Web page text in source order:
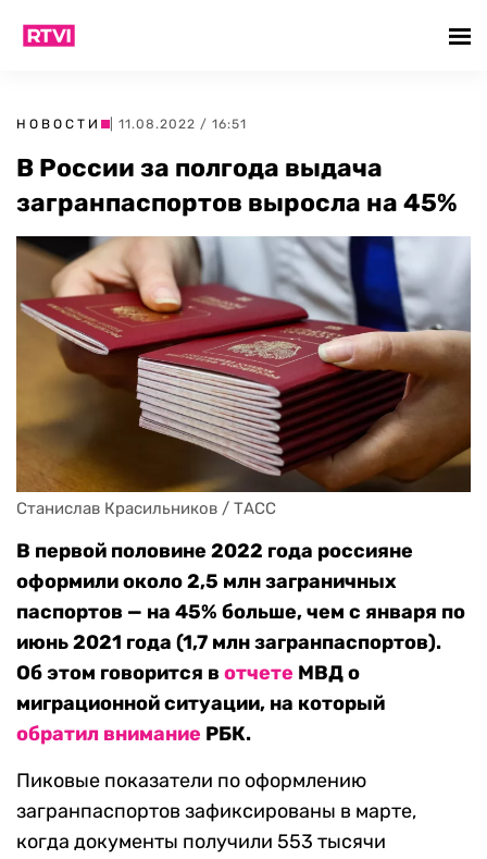
НОВОСТИ | 11.08.2022 / 16:51
В России за полгода выдача
загранпаспортов выросла на 45%
Станислав Красильников / ТАСС
В первой половине 2022 года россияне
оформили около 2,5 млн заграничных
паспортов — на 45% больше, чем с января по
июнь 2021 года (1,7 млн загранпаспортов).
Об этом говорится в отчете МВД о
миграционной ситуации, на который
обратил внимание РБК.
Пиковые показатели по оформлению
загранпаспортов зафиксированы в марте,
когда документы получили 553 тысячи